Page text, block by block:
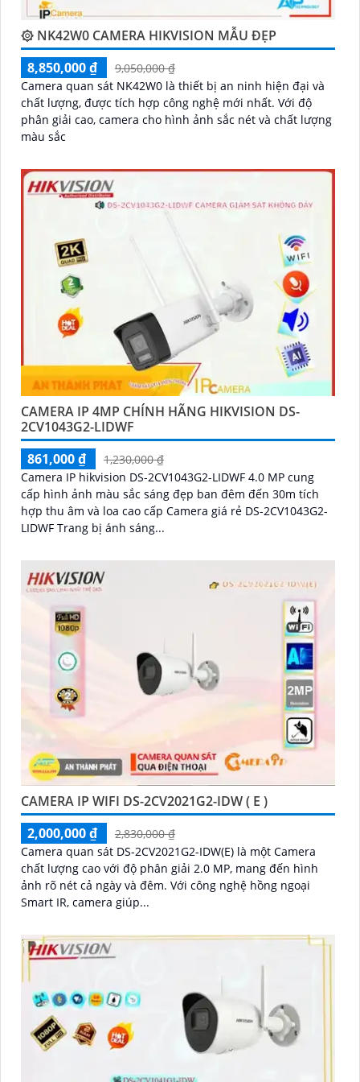
۞ NK42W0 CAMERA HIKVISION MẪU ĐẸP
8,850,000 ₫
9,050,000 ₫
Camera quan sát NK42W0 là thiết bị an ninh hiện đại và
chất lượng, được tích hợp công nghệ mới nhất. Với độ
phân giải cao, camera cho hình ảnh sắc nét và chất lượng
màu sắc
CAMERA IP 4MP CHÍNH HÃNG HIKVISION DS-
2CV1043G2-LIDWF
861,000 ₫
1,230,000 ₫
Camera IP hikvision DS-2CV1043G2-LIDWF 4.0 MP cung
cấp hình ảnh màu sắc sáng đẹp ban đêm đến 30m tích
hợp thu âm và loa cao cấp Camera giá rẻ DS-2CV1043G2-
LIDWF Trang bị ánh sáng...
CAMERA IP WIFI DS-2CV2021G2-IDW ( E )
2,000,000 ₫
2,830,000 ₫
Camera quan sát DS-2CV2021G2-IDW(E) là một Camera
chất lượng cao với độ phân giải 2.0 MP, mang đến hình
ảnh rõ nét cả ngày và đêm. Với công nghệ hồng ngoại
Smart IR, camera giúp...